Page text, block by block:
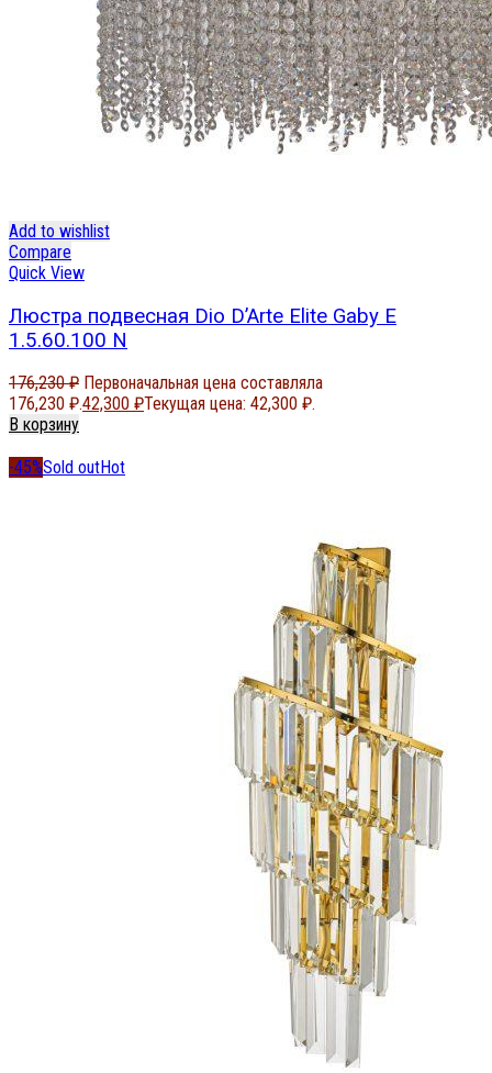
Add to wishlist
Compare
Quick View
Люстра подвесная Dio D’Arte Elite Gaby E
1.5.60.100 N
176,230₽ Первоначальная цена составляла
176,230 ₽.42,300 ₽Текущая цена: 42,300 ₽.
В корзину
-45%Sold outHot